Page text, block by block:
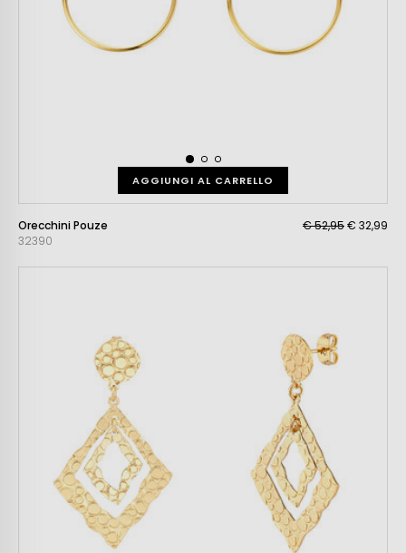
AGGIUNGI AL CARRELLO
Orecchini Pouze
32390
€ 52,95€ 32,99